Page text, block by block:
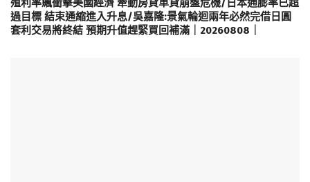
殖利率飆衝擊美國經濟 牽動房貸車貸崩盤危機/日本通膨率已超
過目標 結束通縮進入升息/吳嘉隆:景氣輪迴兩年必然完借日圓
套利交易將終結 預期升值趕緊買回補滿｜20260808｜